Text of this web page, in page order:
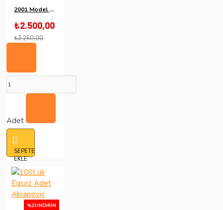
2001 Model Honda Civic Dereceli Blue Coilover İes Kasa Uyumlu
₺2.500,00
₺3.250,00
Adet
SEPETE
EKLE
%23 İNDIRIM